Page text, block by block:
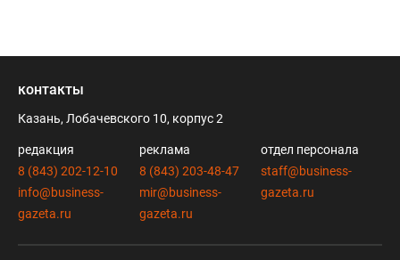
контакты
Казань, Лобачевского 10, корпус 2
редакция
8 (843) 202-12-10
info@business-
gazeta.ru
реклама
8 (843) 203-48-47
mir@business-
gazeta.ru
отдел персонала
staff@business-
gazeta.ru